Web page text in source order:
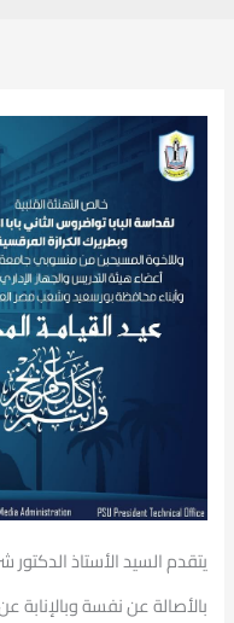
يتقدم السيد الأستاذ
بالأصالة عن نفسة